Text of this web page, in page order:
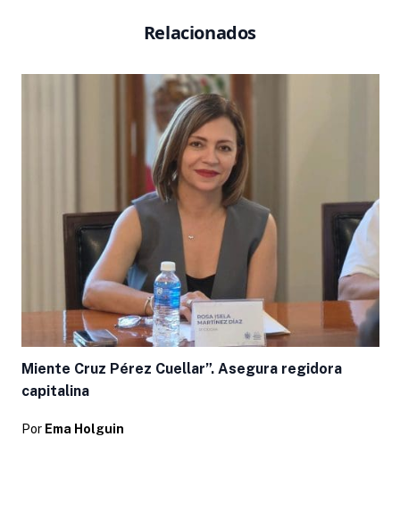
Relacionados
Miente Cruz Pérez Cuellar”. Asegura regidora
capitalina
Por Ema Holguin